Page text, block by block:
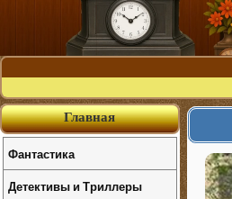
Главная
Фантастика
Детективы и Триллеры